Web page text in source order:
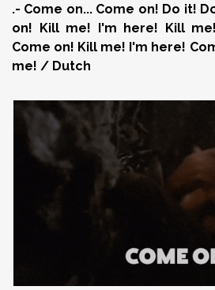
.- Come on... Come on! Do it!
on! Kill me! I'm here! Kill
Come on! Kill me! I'm here!
me! / Dutch